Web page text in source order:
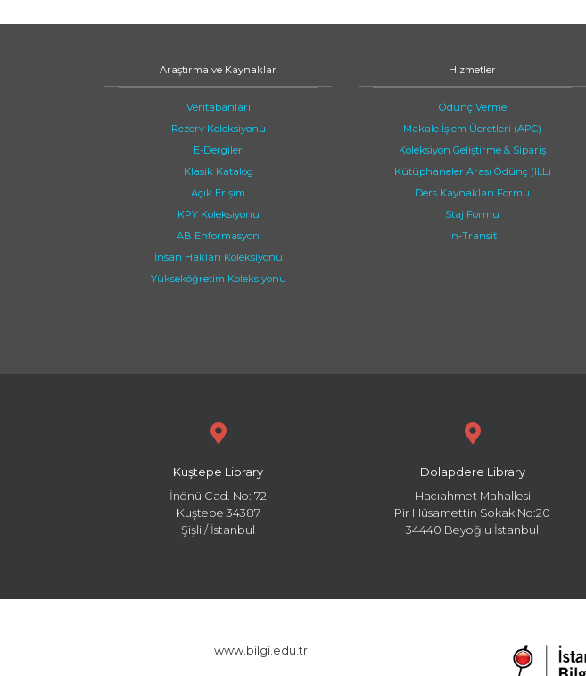
Araştırma ve Kaynaklar
Veritabanları
Rezerv Koleksiyonu
E-Dergiler
Klasik Katalog
Açık Erişim
KPY Koleksiyonu
AB Enformasyon
İnsan Hakları Koleksiyonu
Yükseköğretim Koleksiyonu
Hizmetler
Ödünç Verme
Makale İşlem Ücretleri (APC)
Koleksiyon Geliştirme & Sipariş
Kütüphaneler Arası Ödünç (ILL)
Ders Kaynakları Formu
Staj Formu
In-Transit
Kuştepe Library
İnönü Cad. No: 72
Kuştepe 34387
Şişli / İstanbul
Dolapdere Library
Hacıahmet Mahallesi
Pir Hüsamettin Sokak No:20
34440 Beyoğlu İstanbul
www.bilgi.edu.tr